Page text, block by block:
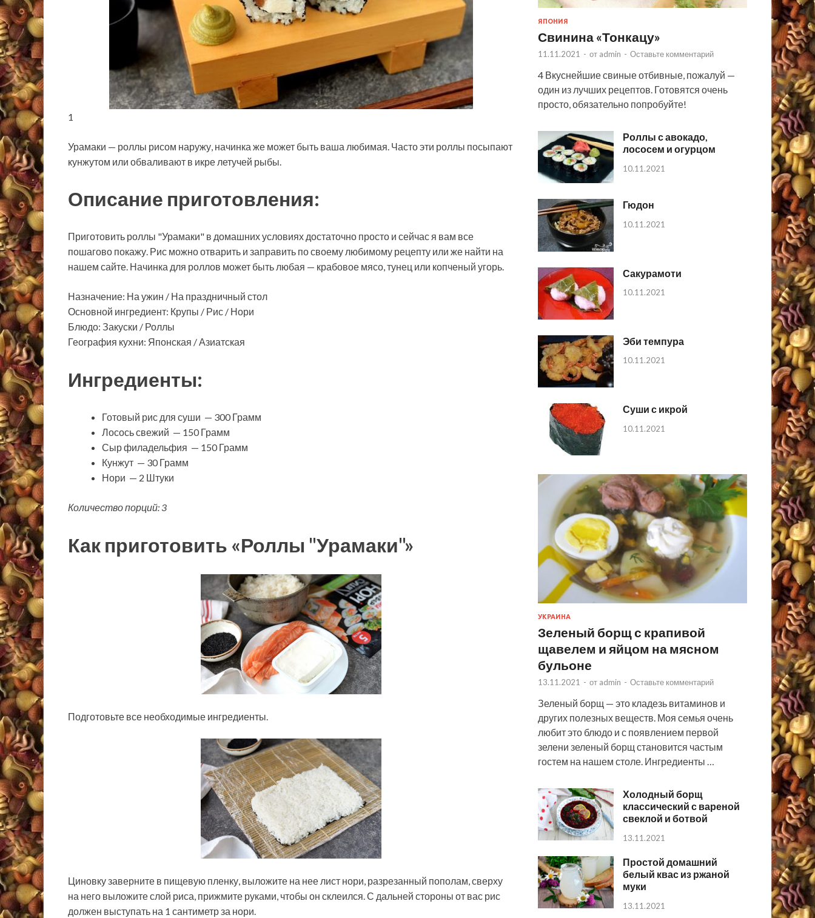
1
Урамаки — роллы рисом наружу, начинка же может быть ваша любимая. Часто эти роллы посыпают
кунжутом или обваливают в икре летучей рыбы.
Описание приготовления:
Приготовить роллы "Урамаки" в домашних условиях достаточно просто и сейчас я вам все
пошагово покажу. Рис можно отварить и заправить по своему любимому рецепту или же найти на
нашем сайте. Начинка для роллов может быть любая — крабовое мясо, тунец или копченый угорь.
Назначение: На ужин / На праздничный стол
Основной ингредиент: Крупы / Рис / Нори
Блюдо: Закуски / Роллы
География кухни: Японская / Азиатская
Ингредиенты:
Готовый рис для суши — 300 Грамм
Лосось свежий — 150 Грамм
Сыр филадельфия — 150 Грамм
Кунжут — 30 Грамм
Нори — 2 Штуки
Количество порций: 3
Как приготовить «Роллы "Урамаки"»
Подготовьте все необходимые ингредиенты.
Циновку заверните в пищевую пленку, выложите на нее лист нори, разрезанный пополам, сверху
на него выложите слой риса, прижмите руками, чтобы он склеился. С дальней стороны от вас рис
должен выступать на 1 сантиметр за нори.
ЯПОНИЯ
Свинина «Тонкацу»
11.11.2021 - от admin - Оставьте комментарий
4 Вкуснейшие свиные отбивные, пожалуй —
один из лучших рецептов. Готовятся очень
просто, обязательно попробуйте!
Роллы с авокадо,
лососем и огурцом
10.11.2021
Гюдон
10.11.2021
Сакурамоти
10.11.2021
Эби темпура
10.11.2021
Суши с икрой
10.11.2021
УКРАИНА
Зеленый борщ с крапивой
щавелем и яйцом на мясном
бульоне
13.11.2021 - от admin - Оставьте комментарий
Зеленый борщ — это кладезь витаминов и
других полезных веществ. Моя семья очень
любит это блюдо и с появлением первой
зелени зеленый борщ становится частым
гостем на нашем столе. Ингредиенты …
Холодный борщ
классический с вареной
свеклой и ботвой
13.11.2021
Простой домашний
белый квас из ржаной
муки
13.11.2021